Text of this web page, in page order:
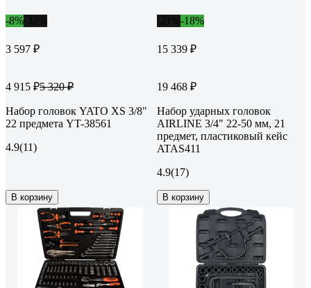
-8%
3 597 ₽
4 915 ₽5 320 ₽
Набор головок YATO XS 3/8"
22 предмета YT-38561
4.9(11)
В корзину
-18%
15 339 ₽
19 468 ₽
Набор ударных головок
AIRLINE 3/4" 22-50 мм, 21
предмет, пластиковый кейс
ATAS411
4.9(17)
В корзину